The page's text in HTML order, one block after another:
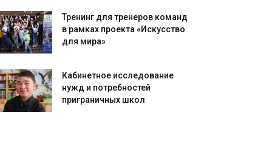
Тренинг для тренеров команд
в рамках проекта «Искусство
для мира»
Кабинетное исследование
нужд и потребностей
приграничных школ